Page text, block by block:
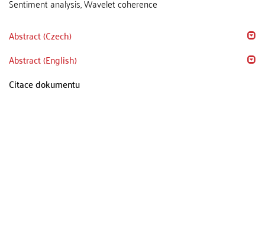
Sentiment analysis, Wavelet coherence
Abstract (Czech)
Abstract (English)
Citace dokumentu